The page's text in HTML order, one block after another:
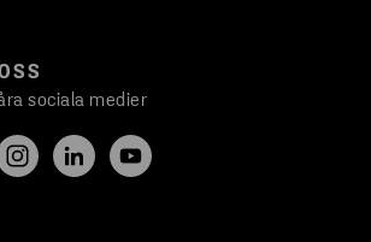
sociala medier